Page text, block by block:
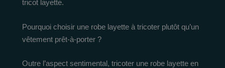
tricot layette.
Pourquoi choisir une robe layette à tricoter plutôt qu’un
vêtement prêt-à-porter ?
Outre l’aspect sentimental, tricoter une robe layette en